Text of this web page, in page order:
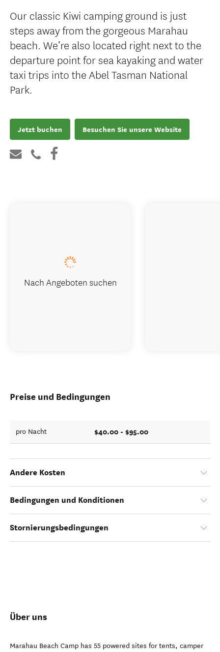
Our classic Kiwi camping ground is just
steps away from the gorgeous Marahau
beach. We’re also located right next to the
departure point for sea kayaking and water
taxi trips into the Abel Tasman National
Park.
Jetzt buchen Besuchen Sie unsere Website
Preise und Bedingungen
pro Nacht $40.00 - $95.00
Andere Kosten
Bedingungen und Konditionen
Stornierungsbedingungen
Über uns
Marahau Beach Camp has 55 powered sites for tents, camper
Nach Angeboten suchen